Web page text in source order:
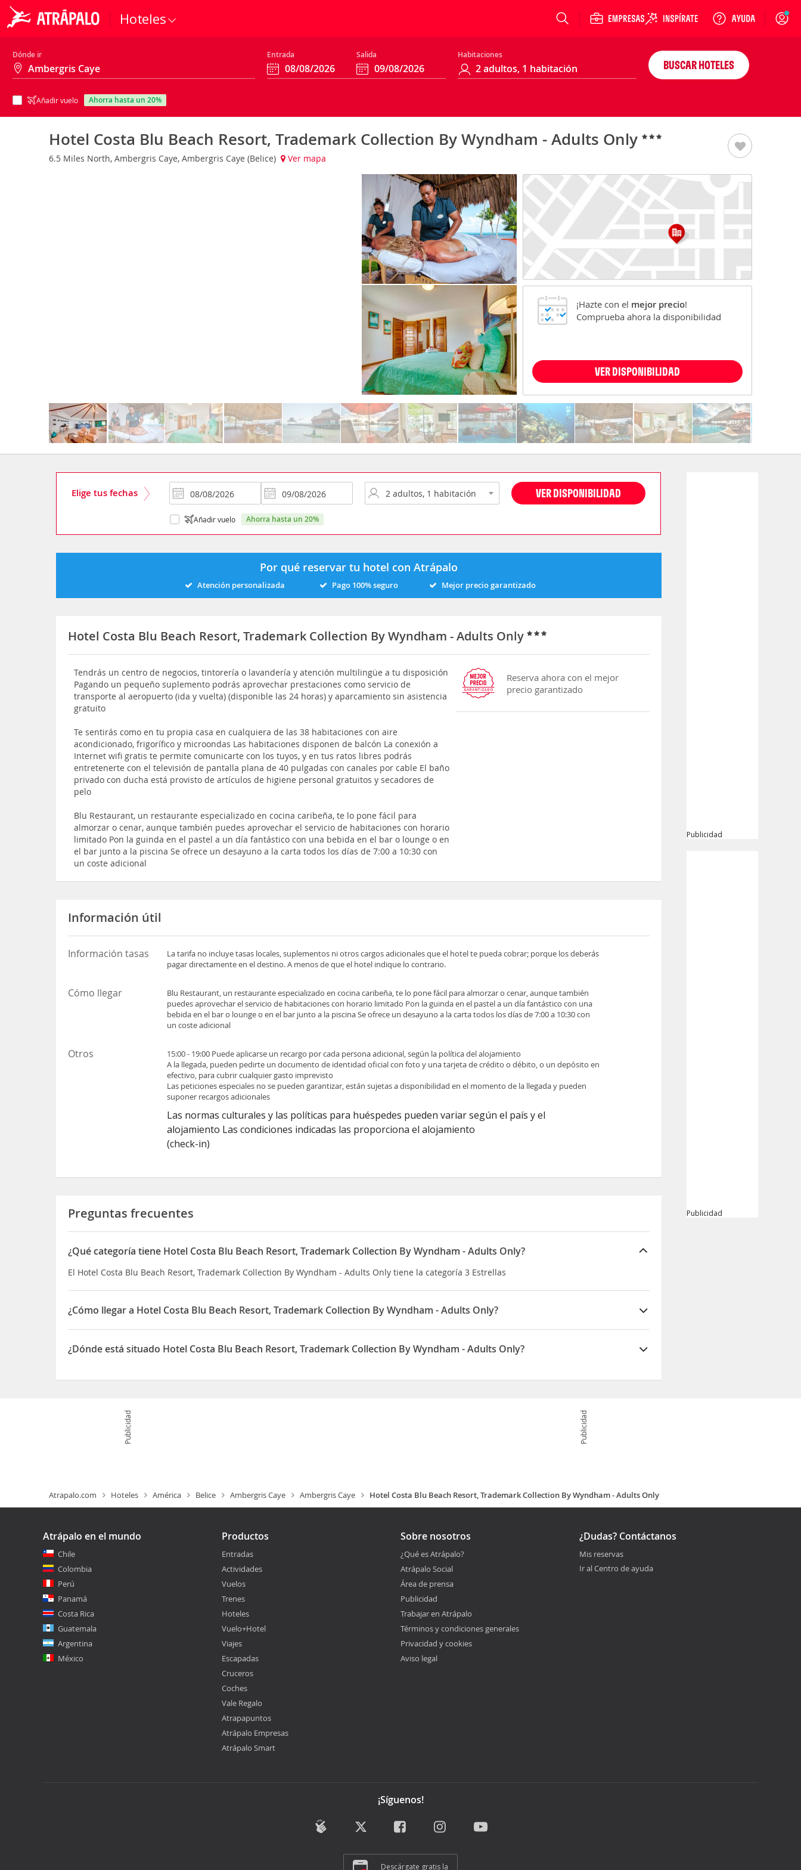
Hoteles Login
Dónde ir Entrada Salida Habitaciones
Añadir vuelo ahorra hasta un 20%
BUSCAR HOTELES
Hotel Costa Blu Beach Resort, Trademark Collection By Wyndham - Adults Only
6.5 Miles North, Ambergris Caye, Ambergris Caye (Belice) Ver mapa
¡Hazte con el mejor precio!
Comprueba ahora la disponibilidad
VER DISPONIBILIDAD
Elige tus fechas VER DISPONIBILIDAD
Añadir vuelo ahorra hasta un 20%
Por qué reservar tu hotel con Atrápalo
Atención personalizada Pago 100% seguro Mejor precio garantizado
Hotel Costa Blu Beach Resort, Trademark Collection By Wyndham - Adults Only
Tendrás un centro de negocios, tintorería o lavandería y atención multilingüe a tu disposición
Pagando un pequeño suplemento podrás aprovechar prestaciones como servicio de
transporte al aeropuerto (ida y vuelta) (disponible las 24 horas) y aparcamiento sin asistencia
gratuito
Te sentirás como en tu propia casa en cualquiera de las 38 habitaciones con aire
acondicionado, frigorífico y microondas Las habitaciones disponen de balcón La conexión a
Internet wifi gratis te permite comunicarte con los tuyos, y en tus ratos libres podrás
entretenerte con el televisión de pantalla plana de 40 pulgadas con canales por cable El baño
privado con ducha está provisto de artículos de higiene personal gratuitos y secadores de
pelo
Blu Restaurant, un restaurante especializado en cocina caribeña, te lo pone fácil para
almorzar o cenar, aunque también puedes aprovechar el servicio de habitaciones con horario
limitado Pon la guinda en el pastel a un día fantástico con una bebida en el bar o lounge o en
el bar junto a la piscina Se ofrece un desayuno a la carta todos los días de 7:00 a 10:30 con
un coste adicional
Reserva ahora con el mejor
precio garantizado
Información útil
Información tasas
La tarifa no incluye tasas locales, suplementos ni otros cargos adicionales que el hotel te pueda cobrar; porque los deberás
pagar directamente en el destino. A menos de que el hotel indique lo contrario.
Cómo llegar
Blu Restaurant, un restaurante especializado en cocina caribeña, te lo pone fácil para almorzar o cenar, aunque también
puedes aprovechar el servicio de habitaciones con horario limitado Pon la guinda en el pastel a un día fantástico con una
bebida en el bar o lounge o en el bar junto a la piscina Se ofrece un desayuno a la carta todos los días de 7:00 a 10:30 con
un coste adicional
Otros
15:00 - 19:00 Puede aplicarse un recargo por cada persona adicional, según la política del alojamiento
A la llegada, pueden pedirte un documento de identidad oficial con foto y una tarjeta de crédito o débito, o un depósito en
efectivo, para cubrir cualquier gasto imprevisto
Las peticiones especiales no se pueden garantizar, están sujetas a disponibilidad en el momento de la llegada y pueden
suponer recargos adicionales
Las normas culturales y las políticas para huéspedes pueden variar según el país y el
alojamiento Las condiciones indicadas las proporciona el alojamiento
(check-in)
Preguntas frecuentes
¿Qué categoría tiene Hotel Costa Blu Beach Resort, Trademark Collection By Wyndham - Adults Only?
El Hotel Costa Blu Beach Resort, Trademark Collection By Wyndham - Adults Only tiene la categoría 3 Estrellas
¿Cómo llegar a Hotel Costa Blu Beach Resort, Trademark Collection By Wyndham - Adults Only?
Blu Restaurant, un restaurante especializado en cocina caribeña, te lo pone fácil para almorzar o cenar, aunque también puedes
aprovechar el servicio de habitaciones con horario limitado Pon la guinda en el pastel a un día fantástico con una bebida en el bar o
lounge o en el bar junto a la piscina Se ofrece un desayuno a la carta todos los días de 7:00 a 10:30 con un coste adicional
¿Dónde está situado Hotel Costa Blu Beach Resort, Trademark Collection By Wyndham - Adults Only?
Publicidad
Publicidad
Publicidad Publicidad
Atrapalo.com Hoteles América Belice Ambergris Caye Ambergris Caye Hotel Costa Blu Beach Resort, Trademark Collection By Wyndham - Adults Only
Atrápalo en el mundo
Chile
Colombia
Perú
Panamá
Costa Rica
Guatemala
Argentina
México
Productos
Entradas
Actividades
Vuelos
Trenes
Hoteles
Vuelo+Hotel
Viajes
Escapadas
Cruceros
Coches
Vale Regalo
Atrapapuntos
Atrápalo Empresas
Atrápalo Smart
Sobre nosotros
¿Qué es Atrápalo?
Atrápalo Social
Área de prensa
Publicidad
Trabajar en Atrápalo
Términos y condiciones generales
Privacidad y cookies
Aviso legal
¿Dudas? Contáctanos
Mis reservas
Ir al Centro de ayuda
¡Síguenos!
Descárgate gratis la